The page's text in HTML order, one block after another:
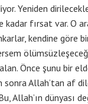
Yeniden
kadar fırsat var. O
kendine göre
Önce şunu bir
Allah’tan af
Allah’ın